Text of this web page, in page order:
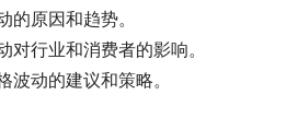
的原因和趋势。
对行业和消费者的影响。
波动的建议和策略。